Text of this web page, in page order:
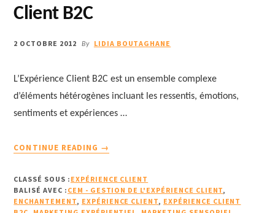
Client B2C
2 OCTOBRE 2012 By LIDIA BOUTAGHANE
L’Expérience Client B2C est un ensemble complexe
d’éléments hétérogènes incluant les ressentis, émotions,
sentiments et expériences …
CONTINUE READING
DÉFI
DE
→
CLASSÉ SOUS : EXPÉRIENCE CLIENT
BALISÉ AVEC : CEM - GESTION DE L'EXPÉRIENCE CLIENT,
ENCHANTEMENT, EXPÉRIENCE CLIENT, EXPÉRIENCE CLIENT